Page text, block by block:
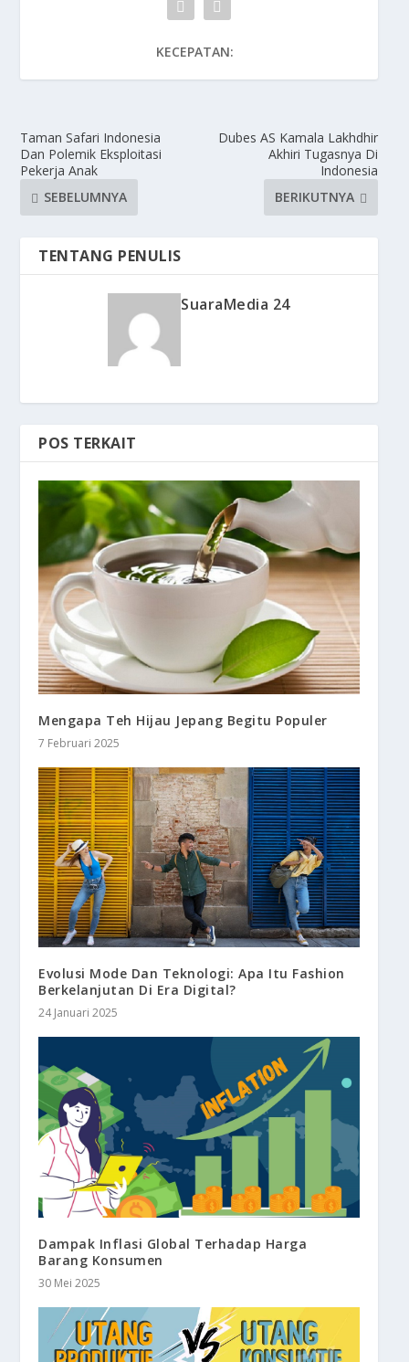
KECEPATAN:
Taman Safari Indonesia
Dan Polemik Eksploitasi
Pekerja Anak
SEBELUMNYA
Dubes AS Kamala Lakhdhir
Akhiri Tugasnya Di
Indonesia
BERIKUTNYA
TENTANG PENULIS
SuaraMedia 24
POS TERKAIT
Mengapa Teh Hijau Jepang Begitu Populer
7 Februari 2025
Evolusi Mode Dan Teknologi: Apa Itu Fashion
Berkelanjutan Di Era Digital?
24 Januari 2025
Dampak Inflasi Global Terhadap Harga
Barang Konsumen
30 Mei 2025